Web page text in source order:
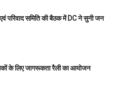
परिवाद समिति की बैठक में DC ने सुनी जन
के लिए जागरूकता रैली का आयोजन